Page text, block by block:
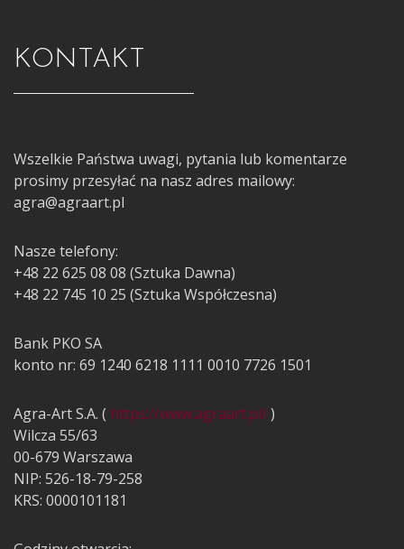
KONTAKT
Wszelkie Państwa uwagi, pytania lub komentarze
prosimy przesyłać na nasz adres mailowy:
agra@agraart.pl
Nasze telefony:
+48 22 625 08 08 (Sztuka Dawna)
+48 22 745 10 25 (Sztuka Współczesna)
Bank PKO SA
konto nr: 69 1240 6218 1111 0010 7726 1501
Agra-Art S.A. ( https://www.agraart.pl/)
Wilcza 55/63
00-679 Warszawa
NIP: 526-18-79-258
KRS: 0000101181